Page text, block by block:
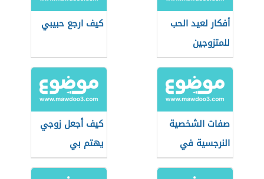
أفكار لعيد الحب
للمتزوجين
كيف ارجع حبيبي
صفات الشخصية
النرجسية في
الحب
كيف أجعل زوجي
يهتم بي